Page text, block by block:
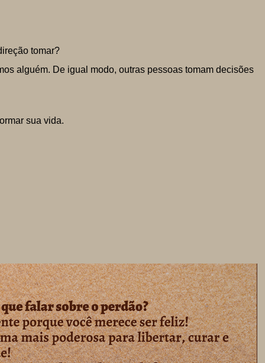
tomar?
alguém. De igual modo, outras pessoas tomam decisões
sua vida.